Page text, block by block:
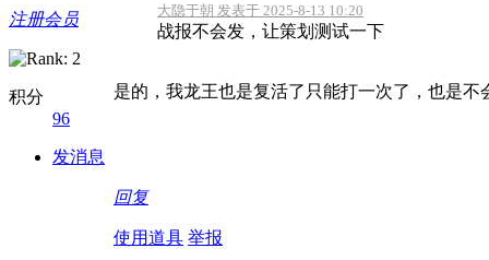
注册会员
积分
96
发消息
大隐于朝 发表于 2025-8-13 10:20
战报不会发，让策划测试一下
是的，我龙王也是复活了只能打一次了，也是不
回复
使用道具 举报